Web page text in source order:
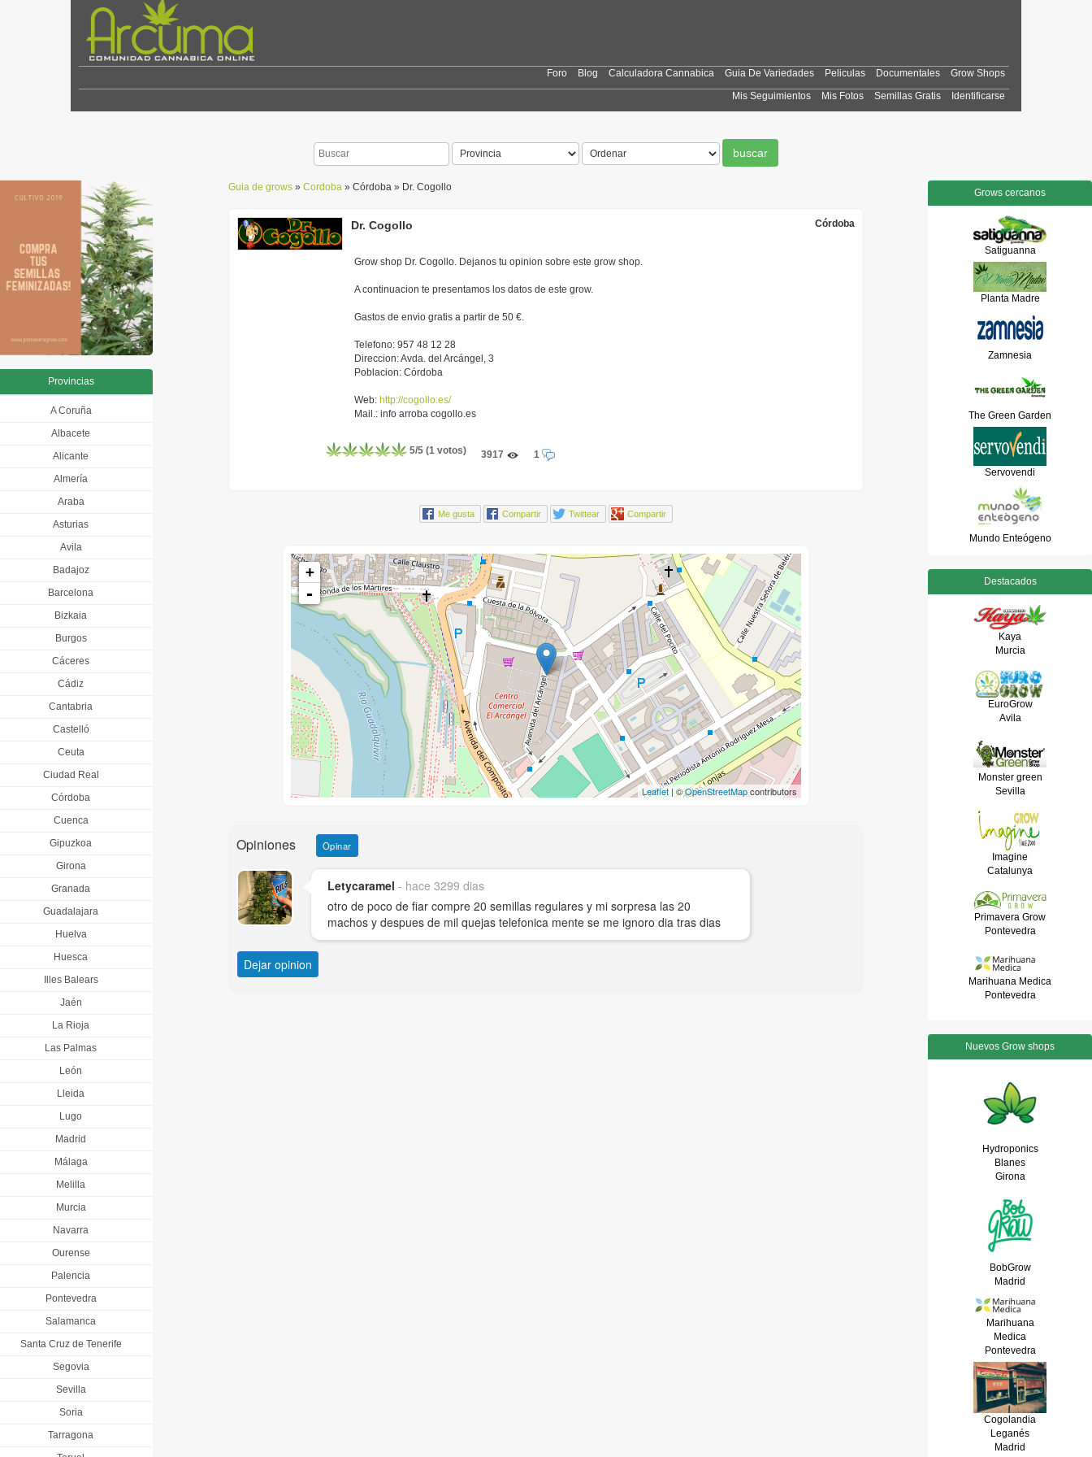
Foro Blog Calculadora Cannabica Guia De Variedades Peliculas Documentales
Grow Shops
Mis Seguimientos
Mis Fotos Semillas Gratis Identificarse
Guia de grows» Cordoba» Córdoba » Dr. Cogollo
Córdoba
Dr. Cogollo
Grow shop Dr. Cogollo. Dejanos tu opinion sobre este grow shop.
A continuacion te presentamos los datos de este grow.
Gastos de envio gratis a partir de 50 €.
Telefono: 957 48 12 28
Direccion: Avda. del Arcángel, 3
Poblacion: Córdoba
Web: http://cogollo.es/
Mail.: info arroba cogollo.es
5/5(1votos) 3917 1
Me gusta Compartir Twittear Compartir
+
-
Leaflet| ©OpenStreetMapcontributors
Opiniones Opinar
Letycaramel - hace 3299 dias
otro de poco de fiar compre 20 semillas regulares y mi sorpresa las 20
machos y despues de mil quejas telefonica mente se me ignoro dia tras dias
Dejar opinion
Provincias
A Coruña
Albacete
Alicante
Almería
Araba
Asturias
Avila
Badajoz
Barcelona
Bizkaia
Burgos
Cáceres
Cádiz
Cantabria
Castelló
Ceuta
Ciudad Real
Córdoba
Cuenca
Gipuzkoa
Girona
Granada
Guadalajara
Huelva
Huesca
Illes Balears
Jaén
La Rioja
Las Palmas
León
Lleida
Lugo
Madrid
Málaga
Melilla
Murcia
Navarra
Ourense
Palencia
Pontevedra
Salamanca
Santa Cruz de Tenerife
Segovia
Sevilla
Soria
Tarragona
Grows cercanos
Satiguanna
Planta Madre
Zamnesia
The Green Garden
Servovendi
Mundo Enteógeno
Destacados
Kaya
Murcia
EuroGrow
Avila
Monster green
Sevilla
Imagine
Catalunya
Primavera Grow
Pontevedra
Marihuana Medica
Pontevedra
Nuevos Grow shops
Hydroponics
Blanes
Girona
BobGrow
Madrid
Marihuana
Medica
Pontevedra
Cogolandia
Leganés
Madrid